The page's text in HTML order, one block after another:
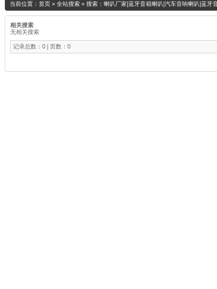
当前位置： 首页 » 全站搜索 » 搜索：喇叭厂家|蓝牙音箱喇叭|汽车音响喇叭|蓝牙
相关搜索
无相关搜索
记录总数：0 | 页数：0